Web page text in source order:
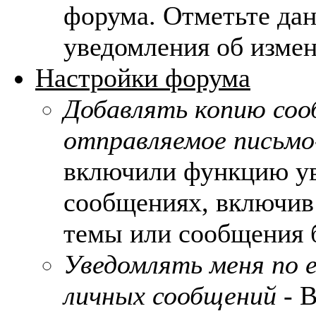
форума. Отметьте
уведомления об
Настройки форума
Добавлять копию
отправляемое
включили функцию
сообщениях,
темы или сообщения
Уведомлять меня по
личных сообщений -